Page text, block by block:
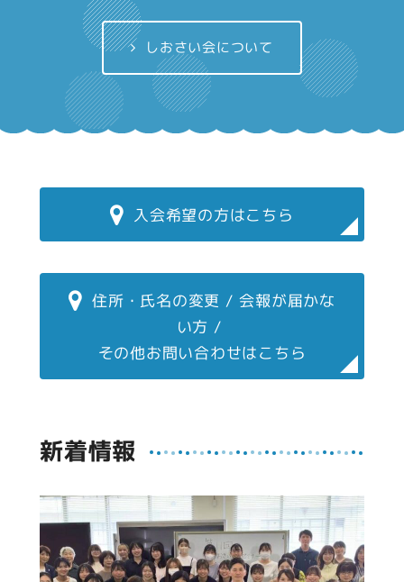
しおさい会について
入会希望の方はこちら
住所・氏名の変更 / 会報が届かな
い方 /
その他お問い合わせはこちら
新着情報